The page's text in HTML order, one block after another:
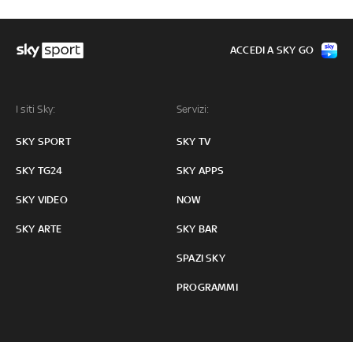
I siti Sky:
SKY SPORT
SKY TG24
SKY VIDEO
SKY ARTE
Servizi:
SKY TV
SKY APPS
NOW
SKY BAR
SPAZI SKY
PROGRAMMI
ACCEDI A SKY GO